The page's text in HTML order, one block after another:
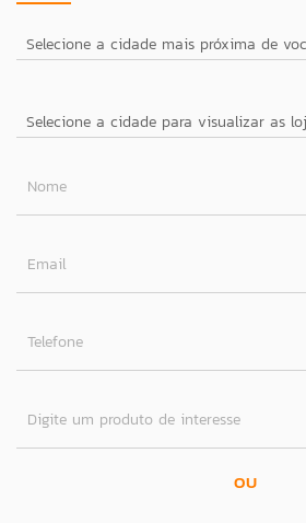
Nome
Email
Telefone
Digite um produto de interesse
OU